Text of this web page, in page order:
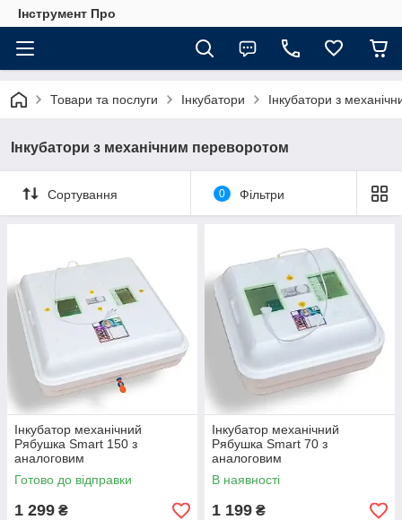
Інструмент Про
Товари та послуги Інкубатори Інкубатори з
Інкубатори з механічним переворотом
Сортування 0 Фільтри
Інкубатор механічний
Рябушка Smart 150 з
аналоговим
терморегулятором
Готово до відправки
1 299 ₴
Інкубатор механічний
Рябушка Smart 70 з
аналоговим
терморегулятором
В наявності
1 199 ₴